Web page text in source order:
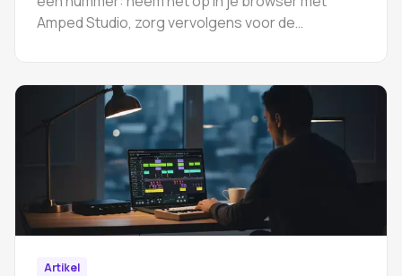
Amped Studio, zorg vervolgens voor de
Artikel